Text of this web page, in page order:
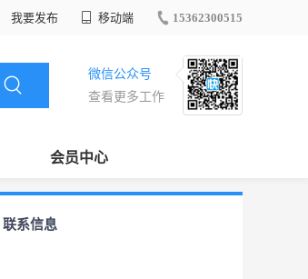
我要发布 移动端 15362300515
微信公众号
查看更多工作
会员中心
联系信息